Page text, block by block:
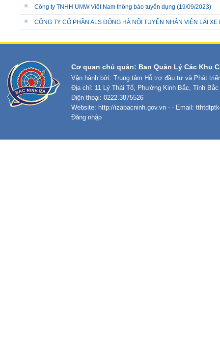
Công ty TNHH UMW Việt Nam thông báo tuyển dụng (19/09/2023)
CÔNG TY CỔ PHẦN ALS ĐÔNG HÀ NỘI TUYỂN NHÂN VIÊN LÁI XE
Cơ quan chủ quản: Ban Quản Lý Các Khu
Vận hành bởi: Trung tâm Hỗ trợ đầu tư và Phát
Địa chỉ: 11 Lý Thái Tổ, Phường Kinh Bắc, Tỉnh Bắc
Điện thoại: 0222.3875526
Website: http://izabacninh.gov.vn - - Email:
Đăng nhập